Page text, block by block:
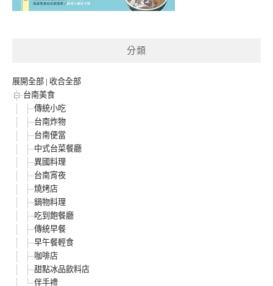
分類
展開全部 | 收合全部
台南美食
傳統小吃
台南炸物
台南便當
中式台菜餐廳
異國料理
台南宵夜
燒烤店
鍋物料理
吃到飽餐廳
傳統早餐
早午餐輕食
咖啡店
甜點冰品飲料店
伴手禮